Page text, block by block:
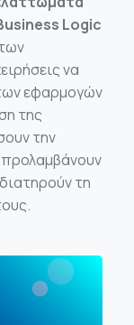
Logic
να
εφαρμογών
της
την
τη